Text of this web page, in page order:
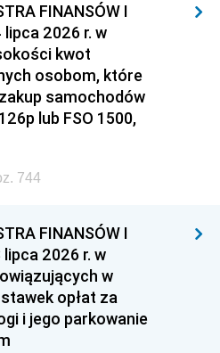
FINANSÓW I
lipca 2026 r. w
kwot
osobom, które
samochodów
lub FSO 1500,
744
FINANSÓW I
lipca 2026 r. w
w
opłat za
i jego parkowanie